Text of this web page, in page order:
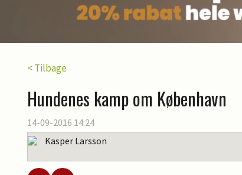
< Tilbage
Hundenes kamp om København
14-09-2016 14:24
Kasper Larsson